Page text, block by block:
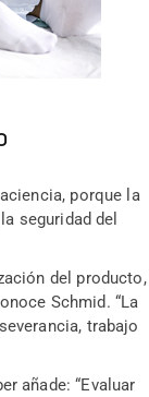
porque la
seguridad del
del producto,
Schmid. “La
trabajo
añade: “Evaluar